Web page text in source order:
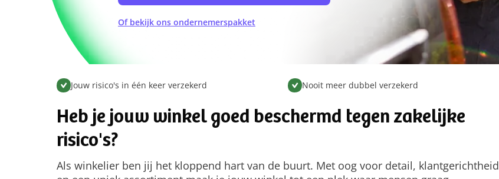
Of bekijk ons ondernemerspakket
Jouw risico's in één keer verzekerd Nooit meer dubbel verzekerd
Heb je jouw winkel goed beschermd tegen zakelijke
risico's?
Als winkelier ben jij het kloppend hart van de buurt. Met oog voor detail, klantgerichtheid